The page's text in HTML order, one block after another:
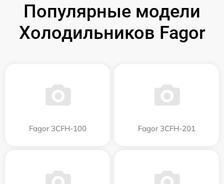
Популярные модели
Холодильников Fagor
Fagor 3CFH-100 Fagor 3CFH-201